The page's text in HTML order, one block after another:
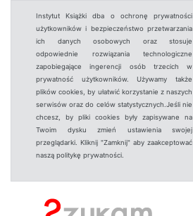
Instytut Książki dba o ochronę prywatności
użytkowników i bezpieczeństwo przetwarzania
ich danych osobowych oraz stosuje
odpowiednie rozwiązania technologiczne
zapobiegające ingerencji osób trzecich w
prywatność użytkowników. Używamy także
plików cookies, by ułatwić korzystanie z naszych
serwisów oraz do celów statystycznych.Jeśli nie
chcesz, by pliki cookies były zapisywane na
Twoim dysku zmień ustawienia swojej
przeglądarki. Kliknij "Zamknij" aby zaakceptować
naszą politykę prywatności.